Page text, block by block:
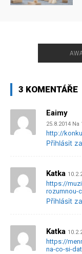
3 KOMENTÁŘE
Eaimy
25.8.2014 Na
http://
Přihlásit
Katka
https://
rozumnou-
Přihlásit
Katka
https://
na-co-si-